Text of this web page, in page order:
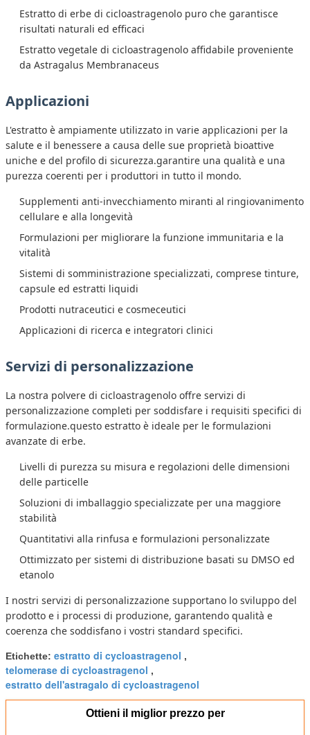
Estratto di erbe di cicloastragenolo puro che garantisce
risultati naturali ed efficaci
Estratto vegetale di cicloastragenolo affidabile proveniente
da Astragalus Membranaceus
Applicazioni
L'estratto è ampiamente utilizzato in varie applicazioni per la
salute e il benessere a causa delle sue proprietà bioattive
uniche e del profilo di sicurezza.garantire una qualità e una
purezza coerenti per i produttori in tutto il mondo.
Supplementi anti-invecchiamento miranti al ringiovanimento
cellulare e alla longevità
Formulazioni per migliorare la funzione immunitaria e la
vitalità
Sistemi di somministrazione specializzati, comprese tinture,
capsule ed estratti liquidi
Prodotti nutraceutici e cosmeceutici
Applicazioni di ricerca e integratori clinici
Servizi di personalizzazione
La nostra polvere di cicloastragenolo offre servizi di
personalizzazione completi per soddisfare i requisiti specifici di
formulazione.questo estratto è ideale per le formulazioni
avanzate di erbe.
Livelli di purezza su misura e regolazioni delle dimensioni
delle particelle
Soluzioni di imballaggio specializzate per una maggiore
stabilità
Quantitativi alla rinfusa e formulazioni personalizzate
Ottimizzato per sistemi di distribuzione basati su DMSO ed
etanolo
I nostri servizi di personalizzazione supportano lo sviluppo del
prodotto e i processi di produzione, garantendo qualità e
coerenza che soddisfano i vostri standard specifici.
Etichette: estratto di cycloastragenol ,
telomerase di cycloastragenol ,
estratto dell'astragalo di cycloastragenol
Ottieni il miglior prezzo per